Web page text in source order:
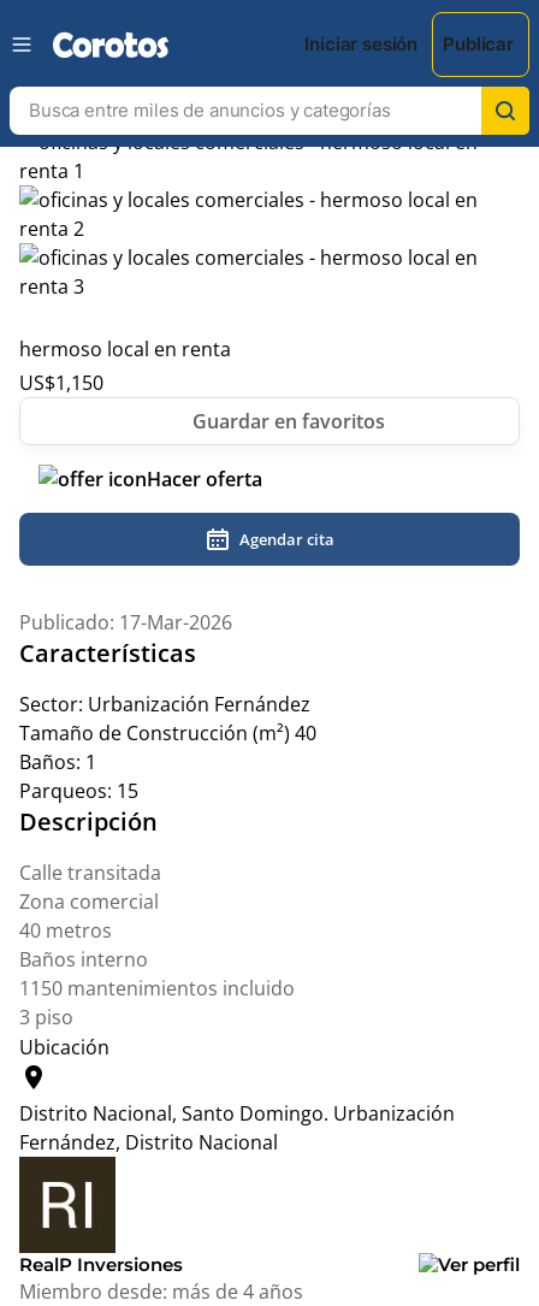
Iniciar sesión Publicar
hermoso local en renta
US$1,150
Hacer oferta
Agendar cita
Publicado: 17-Mar-2026
Características
Sector: Urbanización Fernández
Tamaño de Construcción (m²) 40
Baños: 1
Parqueos: 15
Descripción
Calle transitada
Zona comercial
40 metros
Baños interno
1150 mantenimientos incluido
3 piso
Ubicación
location_on
Distrito Nacional, Santo Domingo. Urbanización
Fernández, Distrito Nacional
+
−
Leaflet
RealP Inversiones
Miembro desde: más de 4 años